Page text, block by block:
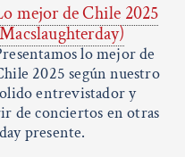
mejor de Chile 2025
lo mejor de
2025 según nuestro
entrevistador y
de conciertos en otras
presente.